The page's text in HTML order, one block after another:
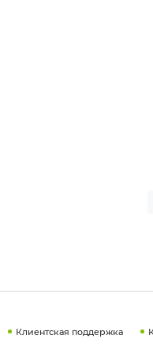
Клиентская поддержка